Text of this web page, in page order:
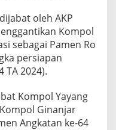
oleh AKP
Kompol
sebagai Pamen Ro
persiapan
TA 2024).
Kompol Yayang
Ginanjar
Angkatan ke-64